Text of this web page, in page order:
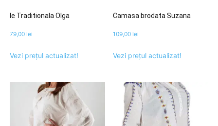
Ie Traditionala Olga
79,00 lei
Vezi prețul actualizat!
Camasa brodata Suzana
109,00 lei
Vezi prețul actualizat!